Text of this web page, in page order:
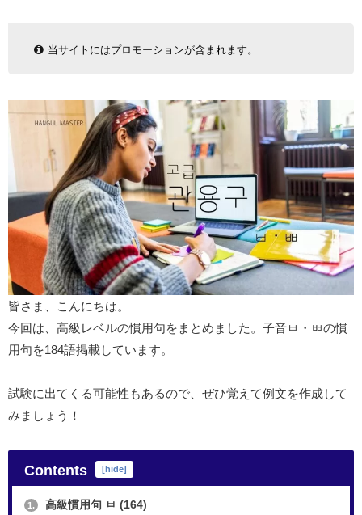
当サイトにはプロモーションが含まれます。
皆さま、こんにちは。
今回は、高級レベルの慣用句をまとめました。子音ㅂ・ㅃの慣
用句を184語掲載しています。
試験に出てくる可能性もあるので、ぜひ覚えて例文を作成して
みましょう！
Contents [hide]
1. 高級慣用句 ㅂ (164)